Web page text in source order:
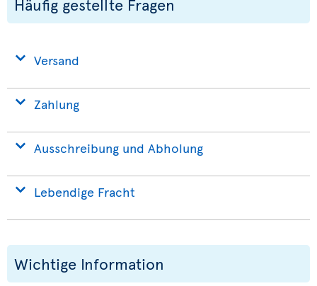
Häufig gestellte Fragen
Versand
Zahlung
Ausschreibung und Abholung
Lebendige Fracht
Wichtige Information